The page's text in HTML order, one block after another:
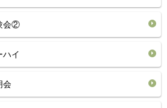
会②
ハイ
会